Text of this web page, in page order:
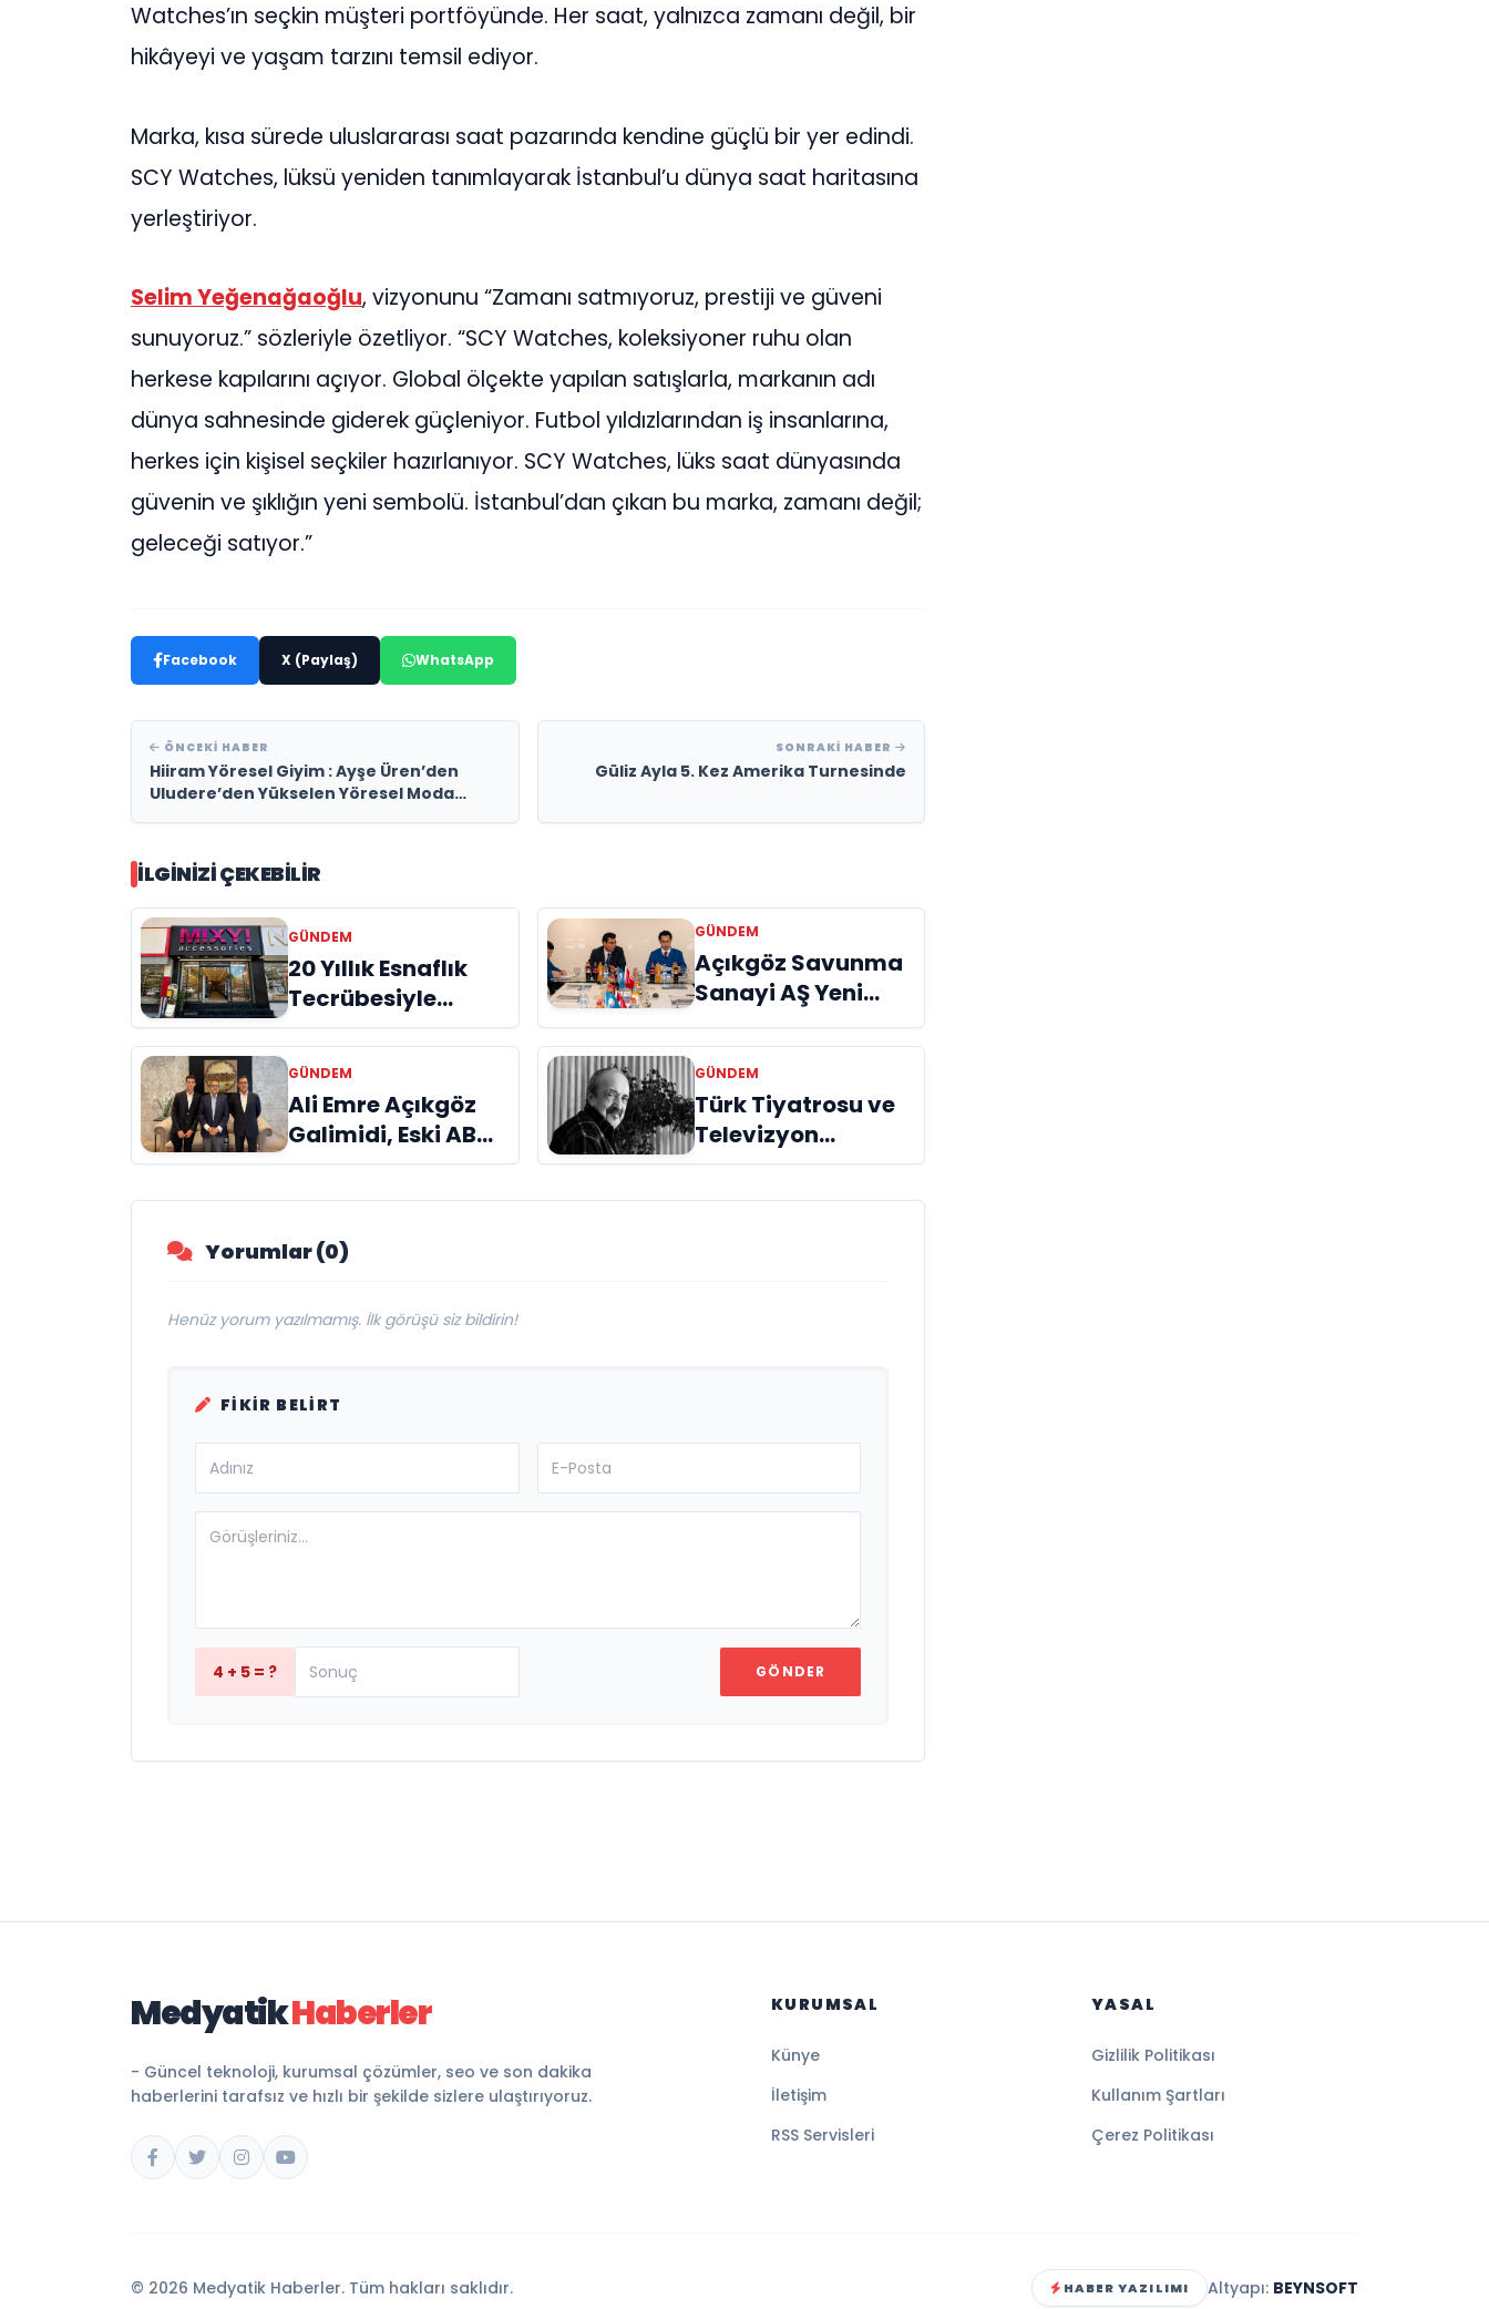
Watches’ın seçkin müşteri portföyünde. Her saat, yalnızca zamanı değil, bir
hikâyeyi ve yaşam tarzını temsil ediyor.
Marka, kısa sürede uluslararası saat pazarında kendine güçlü bir yer edindi.
SCY Watches, lüksü yeniden tanımlayarak İstanbul’u dünya saat haritasına
yerleştiriyor.
Selim Yeğenağaoğlu, vizyonunu “Zamanı satmıyoruz, prestiji ve güveni
sunuyoruz.” sözleriyle özetliyor. “SCY Watches, koleksiyoner ruhu olan
herkese kapılarını açıyor. Global ölçekte yapılan satışlarla, markanın adı
dünya sahnesinde giderek güçleniyor. Futbol yıldızlarından iş insanlarına,
herkes için kişisel seçkiler hazırlanıyor. SCY Watches, lüks saat dünyasında
güvenin ve şıklığın yeni sembolü. İstanbul’dan çıkan bu marka, zamanı değil;
geleceği satıyor.”
Facebook X (Paylaş) WhatsApp
ÖNCEKI HABER
Hiiram Yöresel Giyim : Ayşe Üren’den
Uludere’den Yükselen Yöresel Moda
SONRAKI HABER
Güliz Ayla 5. Kez Amerika Turnesinde
İLGINIZI ÇEKEBILIR
GÜNDEM
20 Yıllık Esnaflık
Tecrübesiyle
Kızıltepe'ye Yeni
Bir Marka
Kazandırdı
GÜNDEM
Açıkgöz Savunma
Sanayi AŞ Yeni
Yönetim Kurulunu
Açıkladı ve
Savunma
Sanayinde Küresel
Vizyon Vurgusu
GÜNDEM
Ali Emre Açıkgöz
Galimidi, Eski AB
Bakanı ve
Büyükelçi Egemen
Geldi
GÜNDEM
Türk Tiyatrosu ve
Televizyon
Dünyasının Usta
İsmi Can Kolukısa
Yorumlar (0)
Henüz yorum yazılmamış. İlk görüşü siz bildirin!
FIKIR BELIRT
4 + 5 = ? GÖNDER
MedyatikHaberler
- Güncel teknoloji, kurumsal çözümler, seo ve son dakika
haberlerini tarafsız ve hızlı bir şekilde sizlere ulaştırıyoruz.
KURUMSAL
Künye
İletişim
RSS Servisleri
YASAL
Gizlilik Politikası
Kullanım Şartları
Çerez Politikası
© 2026 Medyatik Haberler. Tüm hakları saklıdır. HABER YAZILIMI Altyapı: BEYNSOFT